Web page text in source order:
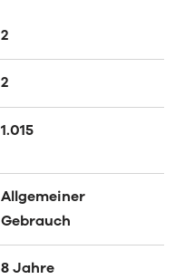
2
2
1.015
Allgemeiner
Gebrauch
8 Jahre